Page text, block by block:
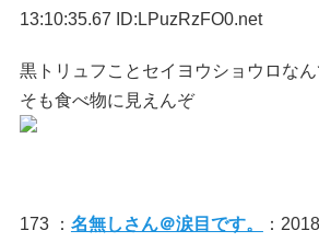
13:10:35.67 ID:LPuzRzFO0.net
黒トリュフことセイヨウショウロな
そも食べ物に見えんぞ
173 ： 名無しさん＠涙目です。
：